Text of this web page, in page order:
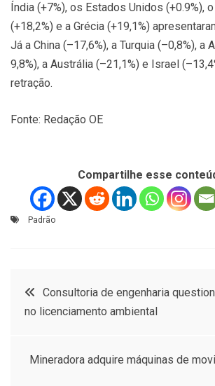
Índia (+7%), os Estados Unidos (+0.9%),
(+18,2%) e a Grécia (+19,1%)
Já a China (–17,6%), a Turquia (–0,8%), a
9,8%), a Austrália (–21,1%) e Israel
retração.
Fonte: Redação OE
Compartilhe esse
Padrão
Navegação
Post
Consultoria de engenharia
no licenciamento ambiental
Mineradora adquire máquinas de